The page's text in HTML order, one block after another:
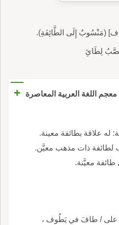
(مَنْسُوبٌ إِلَى الطَّائِفَةِ).
معجم اللغة العربية المعاصرة +
له علاقة بطائفة معينة.
ذات مذهب معيَّن.
طائفة معيَّنة.
/ طافَ في يَطُوف ،